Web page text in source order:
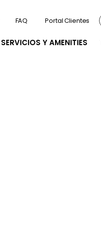
SERVICIOS Y AMENITIES
FAQ Portal Clientes